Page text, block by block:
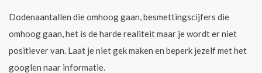
Dodenaantallen die omhoog gaan, besmettingscijfers die
omhoog gaan, het is de harde realiteit maar je wordt er niet
positiever van. Laat je niet gek maken en beperk jezelf met het
googlen naar informatie.